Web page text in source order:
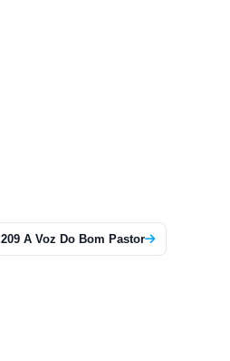
209 A Voz Do Bom Pastor